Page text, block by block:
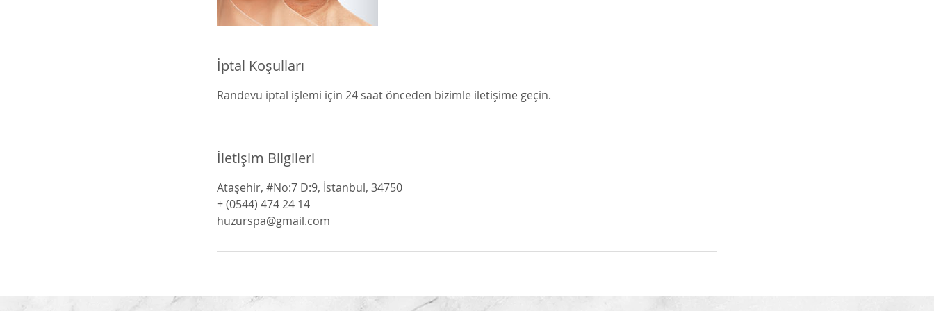
İptal Koşulları
Randevu iptal işlemi için 24 saat önceden bizimle iletişime geçin.
İletişim Bilgileri
Ataşehir, #No:7 D:9, İstanbul, 34750
+ (0544) 474 24 14
huzurspa@gmail.com